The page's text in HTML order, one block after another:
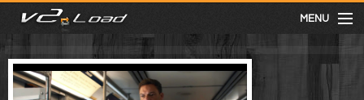
MENU
meist gesehen